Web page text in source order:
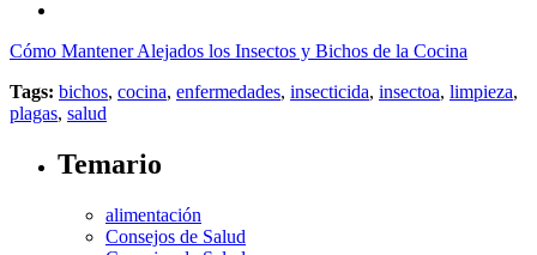
Cómo Mantener Alejados los Insectos y Bichos de la Cocina
Tags: bichos, cocina, enfermedades, insecticida, insectoa, limpieza,
plagas, salud
Temario
alimentación
Consejos de Salud